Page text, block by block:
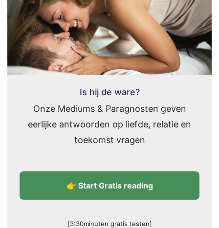
Is hij de ware?
Onze Mediums & Paragnosten geven
eerlijke antwoorden op liefde, relatie en
toekomst vragen
👉 Start Gratis reading
[3:30minuten gratis testen]